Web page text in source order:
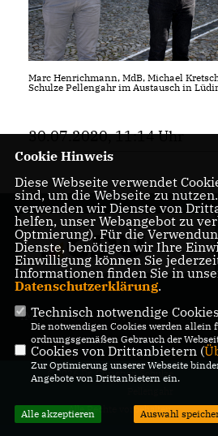
Marc Henrichmann, MdB, Michael
Schulze Pellengahr im Austausch in
30.07.2020, 11:14 Uhr
IMPRESSUM DATENSCHUTZ
@2026 Dr. Christian Schulze
Alle Rechte vorbehalten.
Cookie Hinweis
Diese Webseite verwendet
sind, um die Webseite zu
verwenden wir Dienste von
helfen, unser Webangebot zu
Optmierung). Für die
Dienste, benötigen wir Ihre
Einwilligung können Sie
Informationen finden Sie in
Datenschutzerklärung.
Technisch notwendige
Die notwendigen Cookies werden allein
ordnungsgemäßen Gebrauch der
Cookies von Drittanbietern (
Zur Optimierung unserer Webseite
Angebote von Drittanbietern ein.
Alle akzeptieren Auswahl